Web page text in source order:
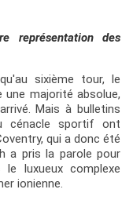
représentation des
sixième tour, le
majorité absolue,
Mais à bulletins
cénacle sportif ont
qui a donc été
a pris la parole pour
luxueux complexe
ionienne.